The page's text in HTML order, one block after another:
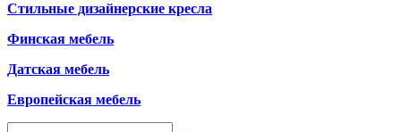
Стильные дизайнерские кресла
Финская мебель
Датская мебель
Европейская мебель